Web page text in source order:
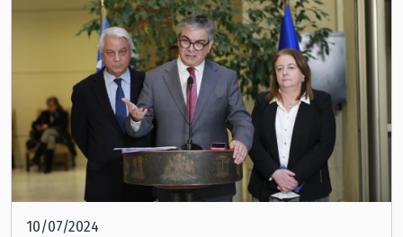
10/07/2024